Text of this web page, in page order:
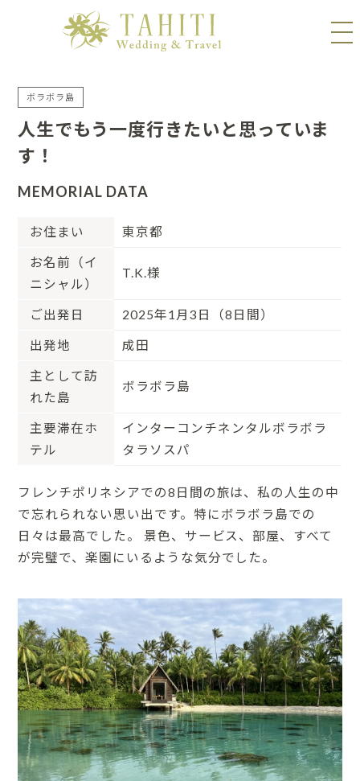
ボラボラ島
人生でもう一度行きたいと思っていま
す！
MEMORIAL DATA
お住まい 東京都
お名前（イ
ニシャル）
T.K.様
ご出発日 2025年1月3日（8日間）
出発地 成田
主として訪
れた島
ボラボラ島
主要滞在ホ
テル
インターコンチネンタルボラボラ
タラソスパ
フレンチポリネシアでの8日間の旅は、私の人生の中
で忘れられない思い出です。特にボラボラ島での
日々は最高でした。 景色、サービス、部屋、すべて
が完璧で、楽園にいるような気分でした。